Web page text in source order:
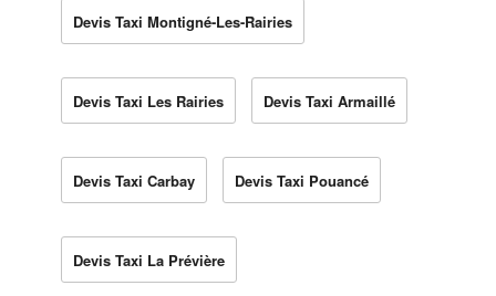
Devis Taxi Montigné-Les-Rairies
Devis Taxi Les Rairies Devis Taxi Armaillé
Devis Taxi Carbay Devis Taxi Pouancé
Devis Taxi La Prévière